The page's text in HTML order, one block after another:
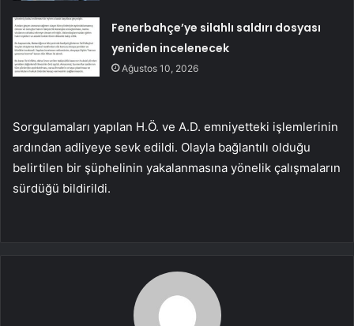
Fenerbahçe’ye silahlı saldırı dosyası
yeniden incelenecek
Ağustos 10, 2026
Sorgulamaları yapılan H.Ö. ve A.D. emniyetteki işlemlerinin
ardından adliyeye sevk edildi. Olayla bağlantılı olduğu
belirtilen bir şüphelinin yakalanmasına yönelik çalışmaların
sürdüğü bildirildi.